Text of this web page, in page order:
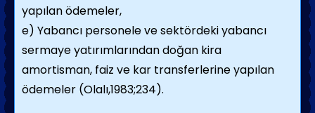
yapılan ödemeler,
e) Yabancı personele ve sektördeki yabancı
sermaye yatırımlarından doğan kira
amortisman, faiz ve kar transferlerine yapılan
ödemeler (Olalı,1983;234).